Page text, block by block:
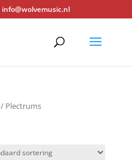
info@wolvemusic.nl
/ Plectrums